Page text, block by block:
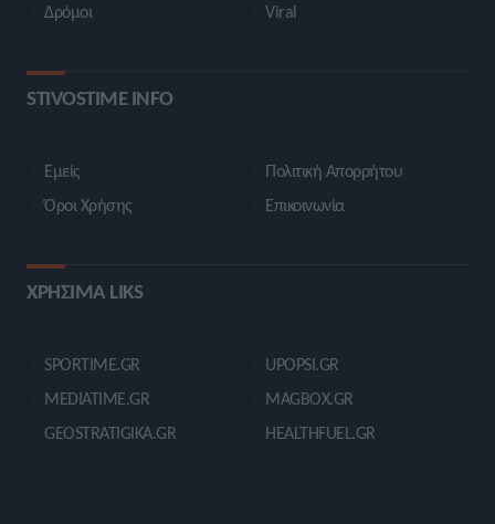
Δρόμοι
Viral
STIVOSTIME INFO
Εμείς
Όροι Χρήσης
Πολιτική Απορρήτου
Επικοινωνία
ΧΡΗΣΙΜΑ LIKS
SPORTIME.GR
MEDIATIME.GR
GEOSTRATIGIKA.GR
UPOPSI.GR
MAGBOX.GR
HEALTHFUEL.GR